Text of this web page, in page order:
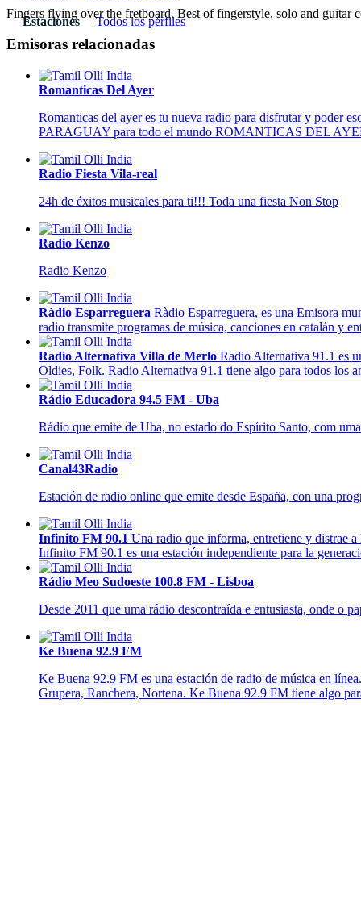
Estaciones Todos los pérfiles
Fingers flying over the fretboard. Best of fingerstyle, solo and guitar
Emisoras relacionadas
Romanticas Del Ayer
Romanticas del ayer es tu nueva radio para disfrutar y poder
PARAGUAY para todo el mundo ROMANTICAS DEL
Radio Fiesta Vila-real
24h de éxitos musicales para ti!!! Toda una fiesta Non Stop
Radio Kenzo
Radio Kenzo
Ràdio Esparreguera Ràdio Esparreguera, es una Emisora
radio transmite programas de música, canciones en catalán y
Radio Alternativa Villa de Merlo Radio Alternativa 91.1 es
Oldies, Folk. Radio Alternativa 91.1 tiene algo para todos los
Rádio Educadora 94.5 FM - Uba
Rádio que emite de Uba, no estado do Espírito Santo, com
Canal43Radio
Estación de radio online que emite desde España, con una
Infinito FM 90.1 Una radio que informa, entretiene y distrae
Infinito FM 90.1 es una estación independiente para la
Rádio Meo Sudoeste 100.8 FM - Lisboa
Desde 2011 que uma rádio descontraída e entusiasta, onde o
Ke Buena 92.9 FM
Ke Buena 92.9 FM es una estación de radio de música en
Grupera, Ranchera, Nortena. Ke Buena 92.9 FM tiene algo